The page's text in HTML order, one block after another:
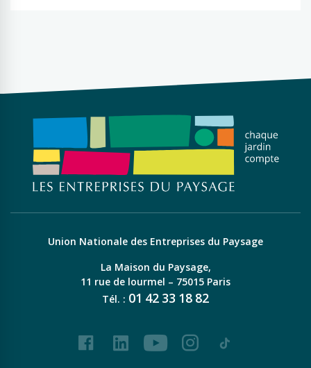
Union Nationale des Entreprises du Paysage
La Maison du Paysage,
11 rue de lourmel – 75015 Paris
Tél. : 01 42 33 18 82
FacebookLinkedInYoutubeInstagram
Tiktok